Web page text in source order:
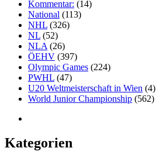
Kommentar: (14)
National (113)
NHL (326)
NL (52)
NLA (26)
ÖEHV (397)
Olympic Games (224)
PWHL (47)
U20 Weltmeisterschaft in Wien (4)
World Junior Championship (562)
Kategorien